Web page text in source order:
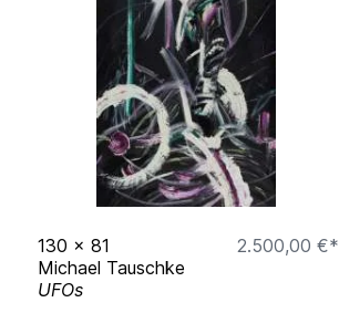
2024
Arras-Stipendium
Ausstellungen
2025
Kunsthalle im Lipsiusbau: WdBK
130 x 81
2.500,00 €*
Michael Tauschke
UFOs